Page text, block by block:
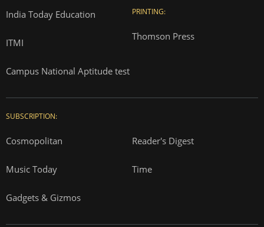
India Today Education
ITMI
Campus National Aptitude test
PRINTING:
Thomson Press
SUBSCRIPTION:
Cosmopolitan Reader's Digest
Music Today Time
Gadgets & Gizmos